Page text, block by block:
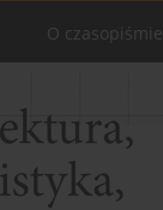
O czasopiśmie